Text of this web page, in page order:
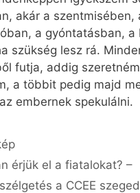
akár a szentmisében,
a gyóntatásban, a
szükség lesz rá.
futja, addig
a többit pedig majd
embernek spekulálni.
érjük el a fiatalokat? –
a CCEE